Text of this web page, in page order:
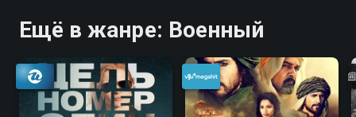
Ещё в жанре: Военный